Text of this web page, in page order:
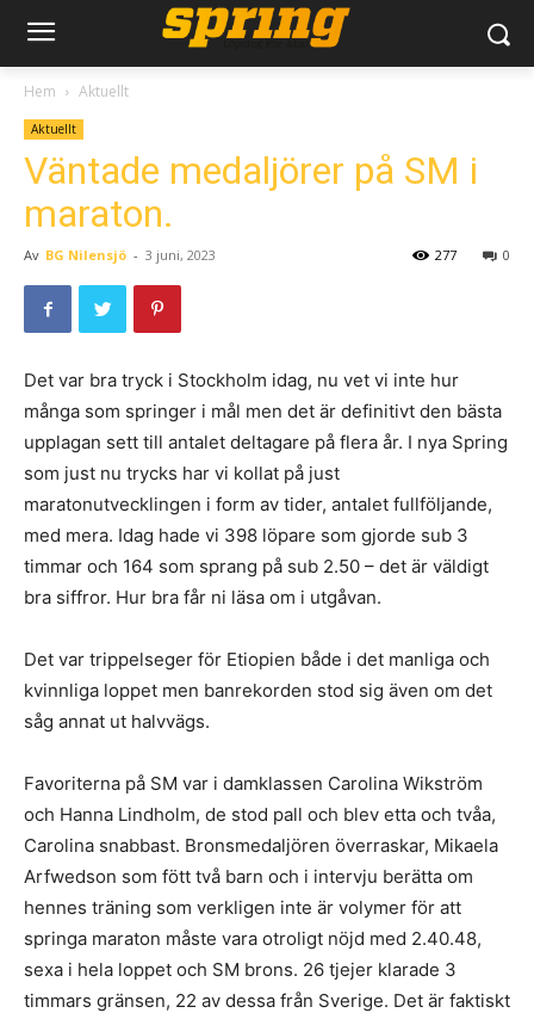
Hem Aktuellt
Aktuellt
Väntade medaljörer på SM i
maraton.
Av BG Nilensjö - 3 juni, 2023 0
277
Det var bra tryck i Stockholm idag, nu vet vi inte hur
många som springer i mål men det är definitivt den bästa
upplagan sett till antalet deltagare på flera år. I nya Spring
som just nu trycks har vi kollat på just
maratonutvecklingen i form av tider, antalet fullföljande,
med mera. Idag hade vi 398 löpare som gjorde sub 3
timmar och 164 som sprang på sub 2.50 – det är väldigt
bra siffror. Hur bra får ni läsa om i utgåvan.
Det var trippelseger för Etiopien både i det manliga och
kvinnliga loppet men banrekorden stod sig även om det
såg annat ut halvvägs.
Favoriterna på SM var i damklassen Carolina Wikström
och Hanna Lindholm, de stod pall och blev etta och tvåa,
Carolina snabbast. Bronsmedaljören överraskar, Mikaela
Arfwedson som fött två barn och i intervju berätta om
hennes träning som verkligen inte är volymer för att
springa maraton måste vara otroligt nöjd med 2.40.48,
sexa i hela loppet och SM brons. 26 tjejer klarade 3
timmars gränsen, 22 av dessa från Sverige. Det är faktiskt